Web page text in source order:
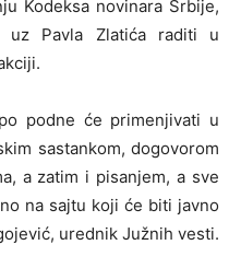
Kodeksa novinara Srbije,
uz Pavla Zlatića raditi u
podne će primenjivati u
sastankom, dogovorom
a zatim i pisanjem, a sve
na sajtu koji će biti javno
urednik Južnih vesti.